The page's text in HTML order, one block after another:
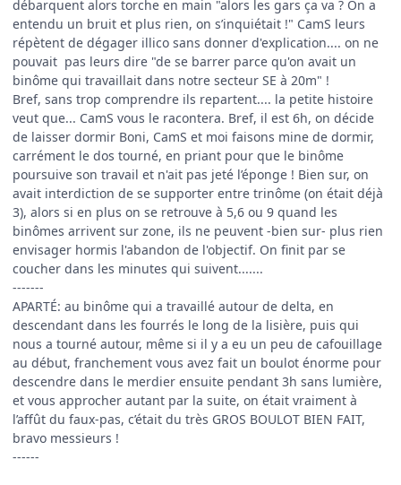
débarquent alors torche en main "alors les gars ça va ? On a
entendu un bruit et plus rien, on s’inquiétait !" CamS leurs
répètent de dégager illico sans donner d'explication.... on ne
pouvait pas leurs dire "de se barrer parce qu'on avait un
binôme qui travaillait dans notre secteur SE à 20m" !
Bref, sans trop comprendre ils repartent.... la petite histoire
veut que... CamS vous le racontera. Bref, il est 6h, on décide
de laisser dormir Boni, CamS et moi faisons mine de dormir,
carrément le dos tourné, en priant pour que le binôme
poursuive son travail et n'ait pas jeté l’éponge ! Bien sur, on
avait interdiction de se supporter entre trinôme (on était déjà
3), alors si en plus on se retrouve à 5,6 ou 9 quand les
binômes arrivent sur zone, ils ne peuvent -bien sur- plus rien
envisager hormis l'abandon de l'objectif. On finit par se
coucher dans les minutes qui suivent.......
-------
APARTÉ: au binôme qui a travaillé autour de delta, en
descendant dans les fourrés le long de la lisière, puis qui
nous a tourné autour, même si il y a eu un peu de cafouillage
au début, franchement vous avez fait un boulot énorme pour
descendre dans le merdier ensuite pendant 3h sans lumière,
et vous approcher autant par la suite, on était vraiment à
l’affût du faux-pas, c’était du très GROS BOULOT BIEN FAIT,
bravo messieurs !
------